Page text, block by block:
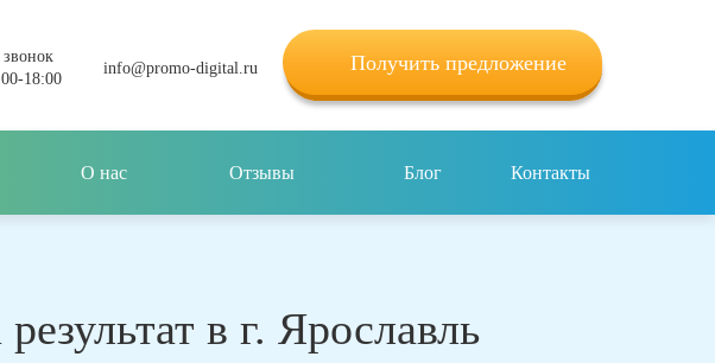
звонок
18:00
info@promo-digital.ru Получить предложение
О нас Отзывы Блог Контакты
в г. Ярославль